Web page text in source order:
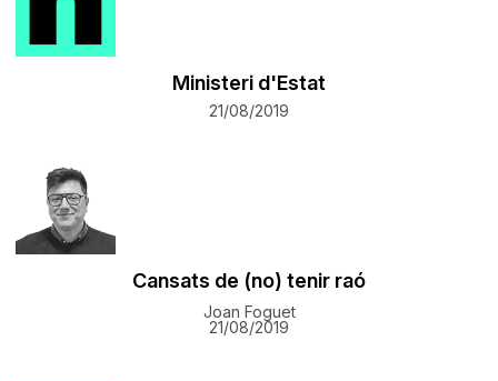
Ministeri d'Estat
21/08/2019
Cansats de (no) tenir raó
Joan Foguet
21/08/2019